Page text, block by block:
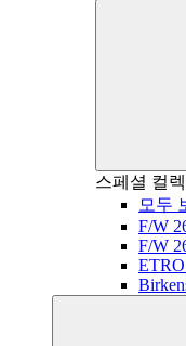
스페셜 컬
모두
F/W
F/W